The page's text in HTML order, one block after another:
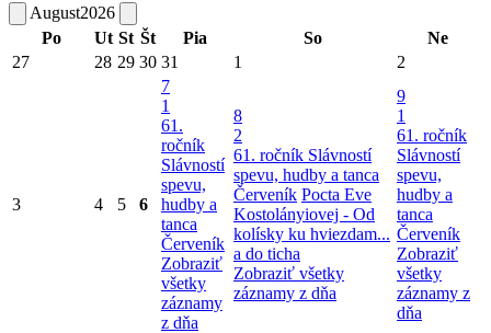
August2026
Po
Ut St Št Pia So
Ne
27
28 29 30 31 1 2
3 4 5 6
7
1
61.
ročník
Slávností
spevu,
hudby a
tanca
Červeník
Zobraziť
všetky
záznamy
z dňa
8
2
61. ročník Slávností
spevu, hudby a tanca
Červeník Pocta Eve
Kostolányiovej - Od
kolísky ku hviezdam...
a do ticha
Zobraziť všetky
záznamy z dňa
9
1
61. ročník
Slávností
spevu,
hudby a
tanca
Červeník
Zobraziť
všetky
záznamy z
dňa